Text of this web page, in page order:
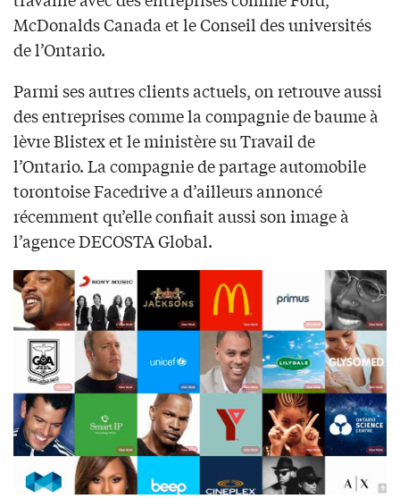
McDonalds Canada et le Conseil des universités
de l’Ontario.
Parmi ses autres clients actuels, on retrouve aussi
des entreprises comme la compagnie de baume à
lèvre Blistex et le ministère su Travail de
l’Ontario. La compagnie de partage automobile
torontoise Facedrive a d’ailleurs annoncé
récemment qu’elle confiait aussi son image à
l’agence DECOSTA Global.